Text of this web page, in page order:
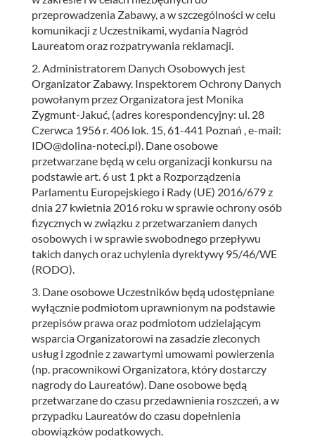
przeprowadzenia Zabawy, a w szczególności w celu
komunikacji z Uczestnikami, wydania Nagród
Laureatom oraz rozpatrywania reklamacji.
2. Administratorem Danych Osobowych jest
Organizator Zabawy. Inspektorem Ochrony Danych
powołanym przez Organizatora jest Monika
Zygmunt-Jakuć, (adres korespondencyjny: ul. 28
Czerwca 1956 r. 406 lok. 15, 61-441 Poznań , e-mail:
IDO@dolina-noteci.pl). Dane osobowe
przetwarzane będą w celu organizacji konkursu na
podstawie art. 6 ust 1 pkt a Rozporządzenia
Parlamentu Europejskiego i Rady (UE) 2016/679 z
dnia 27 kwietnia 2016 roku w sprawie ochrony osób
fizycznych w związku z przetwarzaniem danych
osobowych i w sprawie swobodnego przepływu
takich danych oraz uchylenia dyrektywy 95/46/WE
(RODO).
3. Dane osobowe Uczestników będą udostępniane
wyłącznie podmiotom uprawnionym na podstawie
przepisów prawa oraz podmiotom udzielającym
wsparcia Organizatorowi na zasadzie zleconych
usług i zgodnie z zawartymi umowami powierzenia
(np. pracownikowi Organizatora, który dostarczy
nagrody do Laureatów). Dane osobowe będą
przetwarzane do czasu przedawnienia roszczeń, a w
przypadku Laureatów do czasu dopełnienia
obowiązków podatkowych.